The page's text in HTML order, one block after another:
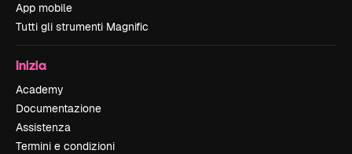
App mobile
Tutti gli strumenti Magnific
Inizia
Academy
Documentazione
Assistenza
Termini e condizioni